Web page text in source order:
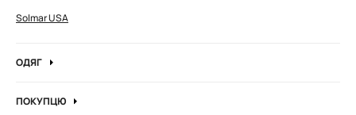
Solmar USA
ОДЯГ
Кофти та джемпера
ПОКУПЦЮ